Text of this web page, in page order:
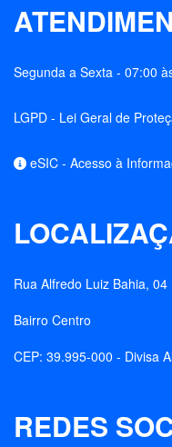
Segunda a Sexta - 07:00
LGPD - Lei Geral de
eSIC - Acesso à
Rua Alfredo Luiz Bahia, 04
Bairro Centro
CEP: 39.995-000 - Divisa
REDES